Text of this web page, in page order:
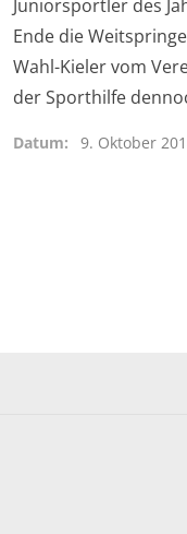
Juniorsportler des
Ende die
Wahl-Kieler vom
der Sporthilfe
Datum 9. Oktober